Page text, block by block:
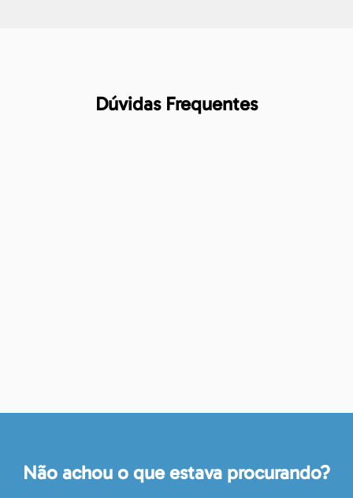
Dúvidas Frequentes
Não achou o que estava procurando?